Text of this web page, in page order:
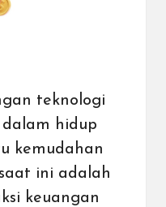
teknologi
hidup
kemudahan
ini adalah
keuangan